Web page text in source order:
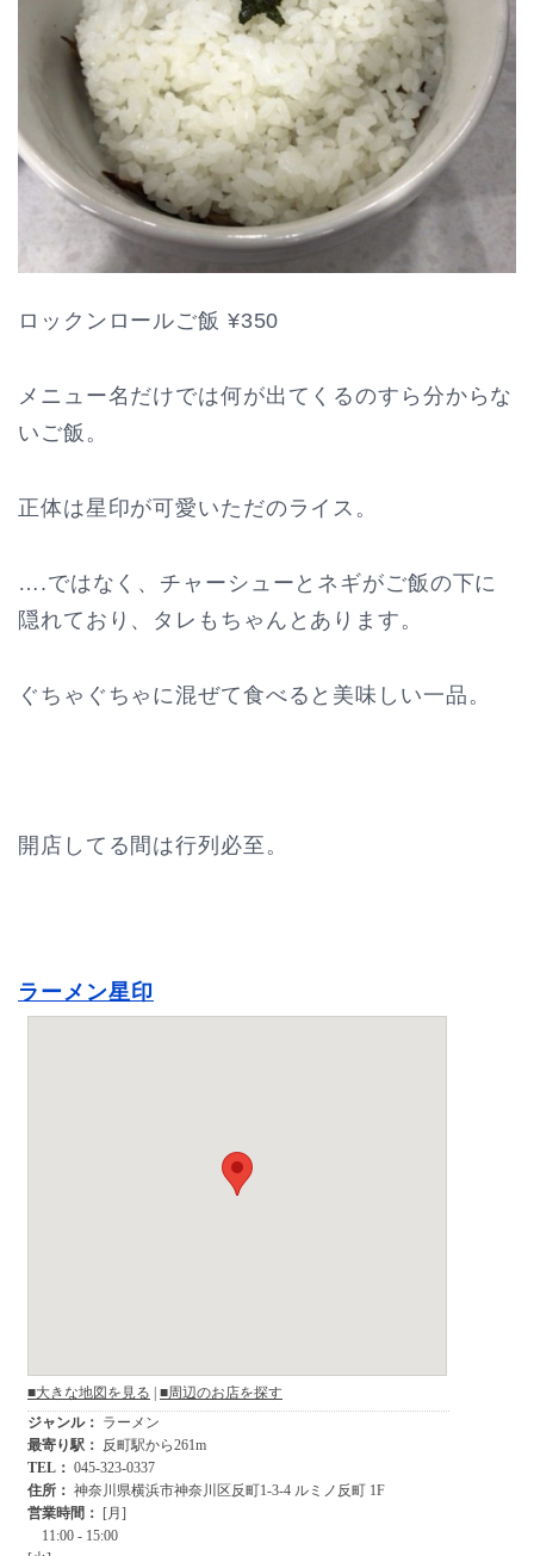
ロックンロールご飯 ¥350
メニュー名だけでは何が出てくるのすら分からな
いご飯。
正体は星印が可愛いただのライス。
….ではなく、チャーシューとネギがご飯の下に
隠れており、タレもちゃんとあります。
ぐちゃぐちゃに混ぜて食べると美味しい一品。
開店してる間は行列必至。
ラーメン星印